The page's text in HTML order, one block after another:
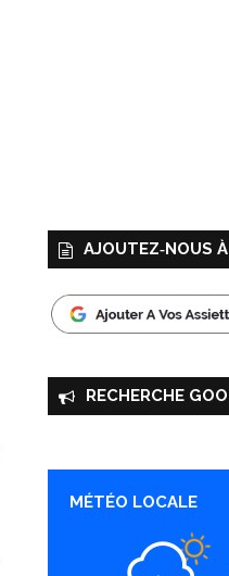
AJOUTEZ‑NOUS
RECHERCHE
MÉTÉO LOCALE